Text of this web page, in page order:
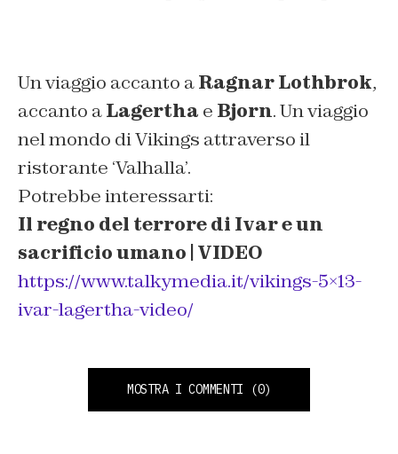
Un viaggio accanto aRagnar Lothbrok,
accanto aLagertha e Bjorn. Un viaggio
nel mondo di Vikings attraverso il
ristorante ‘Valhalla’.
Potrebbe interessarti:
Il regno del terrore di Ivar e un
sacrificio umano | VIDEO
https://www.talkymedia.it/vikings-5×13-
ivar-lagertha-video/
MOSTRA I COMMENTI (0)